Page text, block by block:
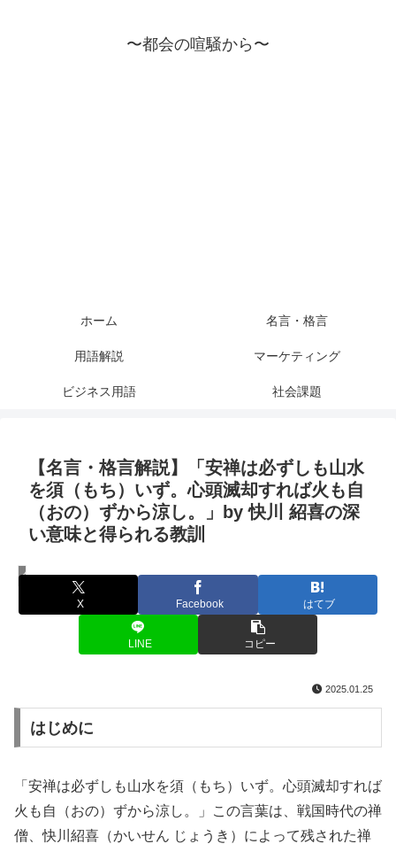
〜都会の喧騒から〜
ホーム 名言・格言
用語解説 マーケティング
ビジネス用語 社会課題
【名言・格言解説】「安禅は必ずしも山水
を須（もち）いず。心頭滅却すれば火も自
（おの）ずから涼し。」by 快川 紹喜の深
い意味と得られる教訓
名言・格言
X Facebook はてブ
LINE コピー
2025.01.25
はじめに
「安禅は必ずしも山水を須（もち）いず。心頭滅却すれば
火も自（おの）ずから涼し。」この言葉は、戦国時代の禅
僧、快川紹喜（かいせん じょうき）によって残された禅